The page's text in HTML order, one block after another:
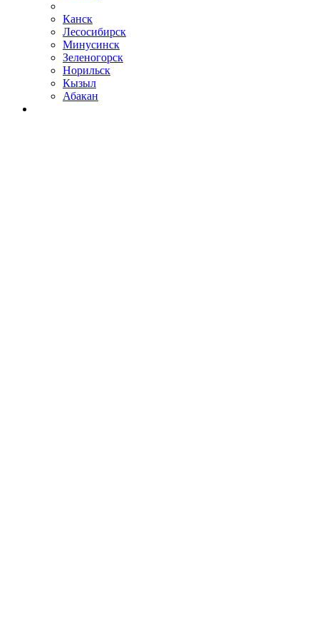
Канск
Лесосибирск
Минусинск
Зеленогорск
Норильск
Кызыл
Абакан